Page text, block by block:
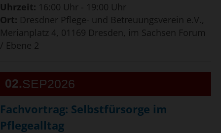
Uhrzeit: 16:00 Uhr - 19:00 Uhr
Ort: Dresdner Pflege- und Betreuungsverein e.V.,
Merianplatz 4, 01169 Dresden, im Sachsen Forum
/ Ebene 2
02 SEP2026
Fachvortrag: Selbstfürsorge im
Pflegealltag